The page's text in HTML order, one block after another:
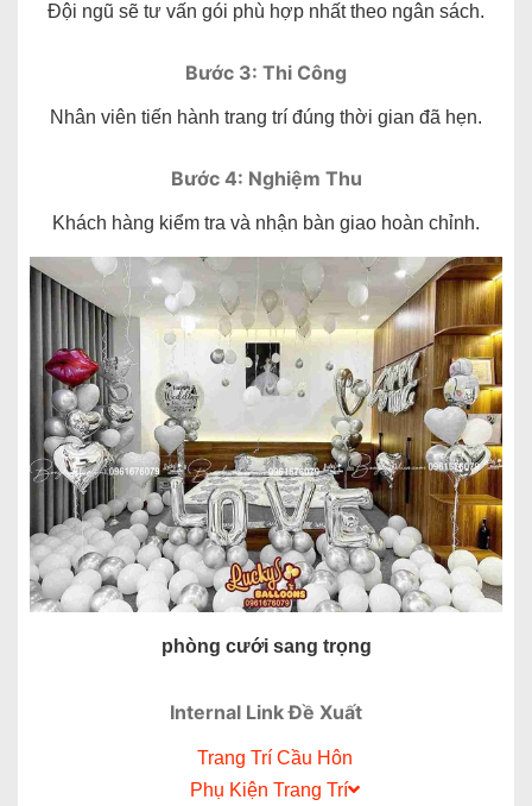
Đội ngũ sẽ tư vấn gói phù hợp nhất theo ngân sách.
Bước 3: Thi Công
Nhân viên tiến hành trang trí đúng thời gian đã hẹn.
Bước 4: Nghiệm Thu
Khách hàng kiểm tra và nhận bàn giao hoàn chỉnh.
phòng cưới sang trọng
Internal Link Đề Xuất
Trang Trí Cầu Hôn
Phụ Kiện Trang Trí